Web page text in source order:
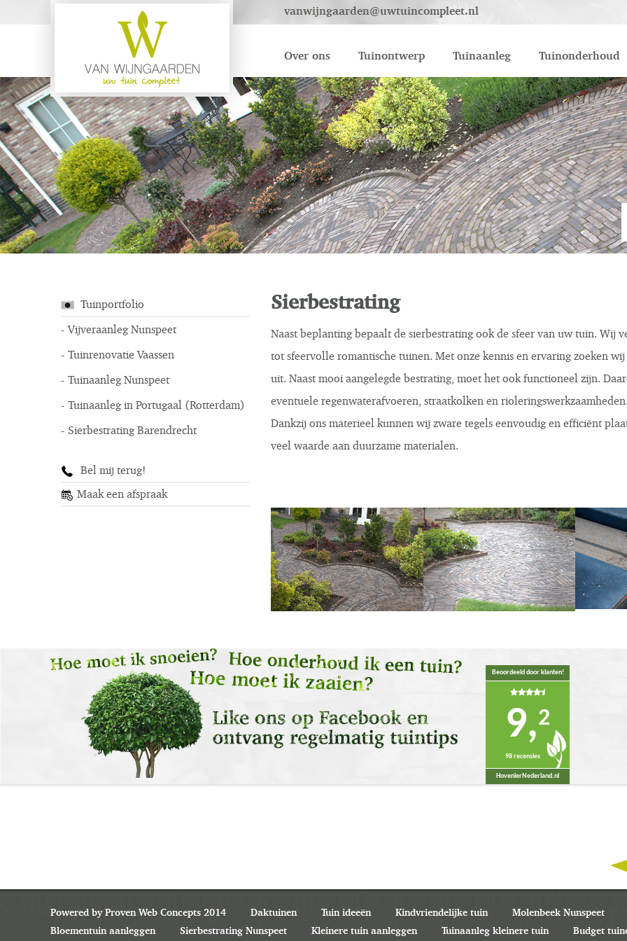
vanwijngaarden@uwtuincompleet.nl
Over ons Tuinontwerp Tuinaanleg Tuinonderhoud
Tuinportfolio
Vijveraanleg Nunspeet
Tuinrenovatie Vaassen
Tuinaanleg Nunspeet
Tuinaanleg in Portugaal (Rotterdam)
Sierbestrating Barendrecht
Bel mij terug!
Maak een afspraak
Sierbestrating
Naast beplanting bepaalt de sierbestrating ook de sfeer van uw tuin. Wij
tot sfeervolle romantische tuinen. Met onze kennis en ervaring zoeken
uit. Naast mooi aangelegde bestrating, moet het ook functioneel zijn.
eventuele regenwaterafvoeren, straatkolken en rioleringswerkzaamheden.
Dankzij ons materieel kunnen wij zware tegels eenvoudig en efficiënt
veel waarde aan duurzame materialen.
Beoordeeld door klanten!
9,2
98 recensies
HovenierNederland.nl
Powered by Proven Web Concepts 2014 Daktuinen Tuin ideeën Kindvriendelijke tuin Molenbeek Nunspeet
Bloementuin aanleggen
Sierbestrating Nunspeet Kleinere tuin aanleggen Tuinaanleg kleinere tuin Budget